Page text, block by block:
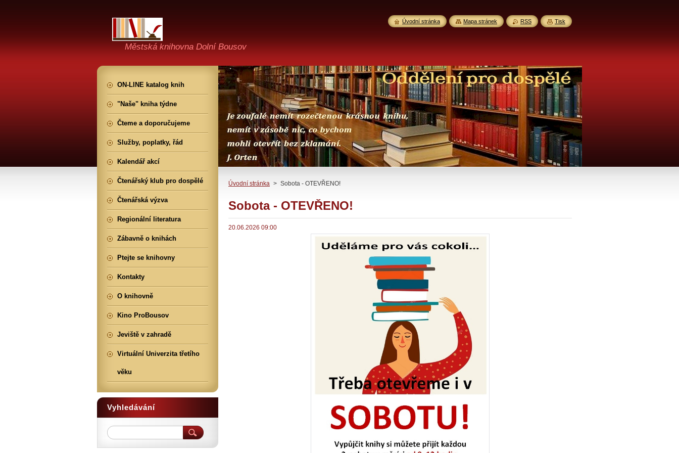
Městská knihovna Dolní Bousov
Úvodní stránka > Sobota - OTEVŘENO!
Sobota - OTEVŘENO!
20.06.2026 09:00
ON-LINE katalog knih
"Naše" kniha týdne
Čteme a doporučujeme
Služby, poplatky, řád
Kalendář akcí
Čtenářský klub pro dospělé
Čtenářská výzva
Regionální literatura
Zábavně o knihách
Ptejte se knihovny
Kontakty
O knihovně
Kino ProBousov
Jeviště v zahradě
Virtuální Univerzita třetího
věku
Vyhledávání
Úvodní stránka Mapa stránek RSS Tisk